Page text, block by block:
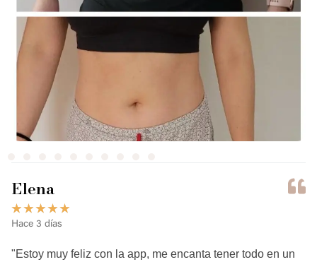
Elena
★★★★★
Hace 3 días
"Estoy muy feliz con la app, me encanta tener todo en un